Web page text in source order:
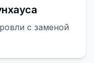
с заменой